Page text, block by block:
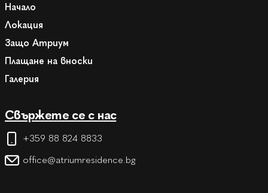
Начало
Локация
Защо Атриум
Плащане на вноски
Галерия
Свържете се с нас
+359 88 824 8833
office@atriumresidence.bg